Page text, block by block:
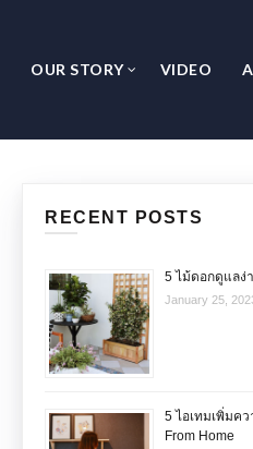
OUR STORY VIDEO
RECENT POSTS
5 ไม้ดอกดูแลง่
January 25,
5 ไอเทมเพิ่มค
From Home